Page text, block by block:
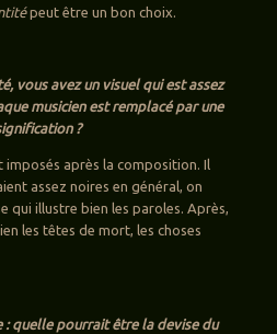
peut être un bon choix.
vous avez un visuel qui est assez
musicien est remplacé par une
?
après la composition. Il
assez noires en général, on
qui illustre bien les paroles. Après,
les têtes de mort, les choses
: quelle pourrait être la devise du